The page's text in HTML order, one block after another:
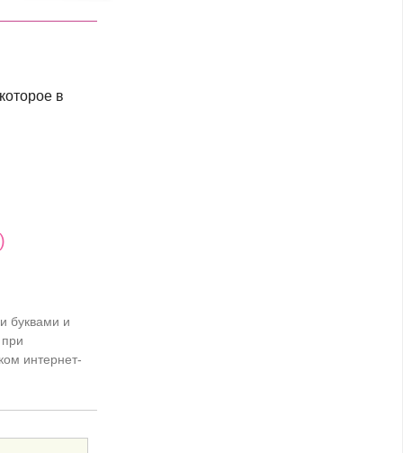
в
буквами и
интернет-